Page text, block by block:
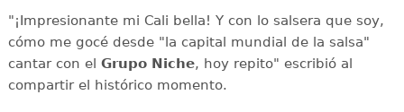
"¡Impresionante mi Cali bella! Y con lo salsera que soy,
cómo me gocé desde "la capital mundial de la salsa"
cantar con el Grupo Niche, hoy repito" escribió al
compartir el histórico momento.